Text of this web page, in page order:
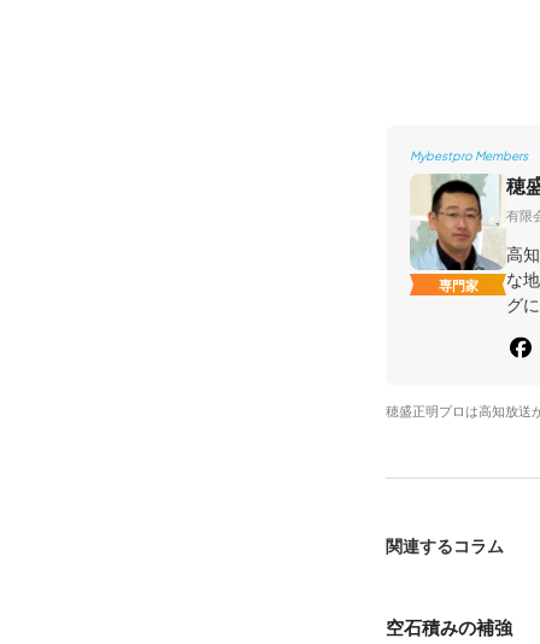
Mybestpro Members
専門家
穂
有限
高
な
グ
穂盛正明プロは高知放送
関連するコラム
空石積みの補強